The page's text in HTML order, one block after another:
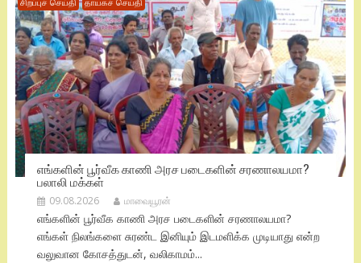
எங்களின் பூர்வீக காணி அரச படைகளின் சரணாலயமா?
பலாலி மக்கள்
09.08.2026 மாவையூரன்
எங்களின் பூர்வீக காணி அரச படைகளின் சரணாலயமா?
எங்கள் நிலங்களை சுரண்ட இனியும் இடமளிக்க முடியாது என்ற
வலுவான கோசத்துடன், வலிகாமம்...